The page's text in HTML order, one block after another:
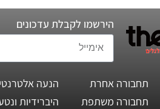
הירשמו לקבלת עדכונים
תחבורה אחרת
תחבורה משתפת
הנעה
היברידיות